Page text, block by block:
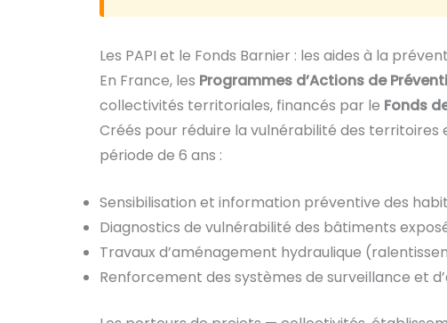
Les PAPI et le Fonds Barnier : les aides à la
En France, les Programmes d’Actions de
collectivités territoriales, financés par le Fonds
Créés pour réduire la vulnérabilité des
période de 6 ans :
Sensibilisation et information préventive des
Diagnostics de vulnérabilité des bâtiments
Travaux d’aménagement hydraulique
Renforcement des systèmes de surveillance et